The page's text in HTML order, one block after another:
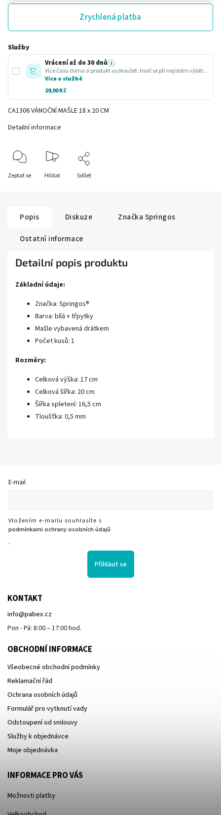
Zrychlená platba
Služby
Vrácení až do 30 dnů i
Více času doma si produkt vyzkoušet. Hodí se při nejistém výběru nebo dárku.
Více o službě
29,00 Kč
CA1306 VÁNOČNÍ MAŠLE 18 x 20 CM
Detailní informace
Zeptat se Hlídat Sdílet
Popis Diskuze Značka Springos
Ostatní informace
Detailní popis produktu
Základní údaje:
Značka: Springos®
Barva: bílá + třpytky
Mašle vybavená drátkem
Počet kusů: 1
Rozměry:
Celková výška: 17 cm
Celková šířka: 20 cm
Šířka spletení: 16,5 cm
Tloušťka: 0,5 mm
E-mail
Vložením e-mailu souhlasíte s
podmínkami ochrany osobních údajů
.
Přihlásit se
KONTAKT
info@pabex.cz
Pon - Pá: 8:00 – 17:00 hod.
OBCHODNÍ INFORMACE
Všeobecné obchodní podmínky
Reklamační řád
Ochrana osobních údajů
Formulář pro vytknutí vady
Odstoupení od smlouvy
Služby k objednávce
Moje objednávka
INFORMACE PRO VÁS
Možnosti platby